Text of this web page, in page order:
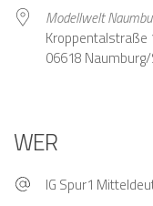
Modellwelt
Kroppentalstraße
06618
WER
IG Spur1